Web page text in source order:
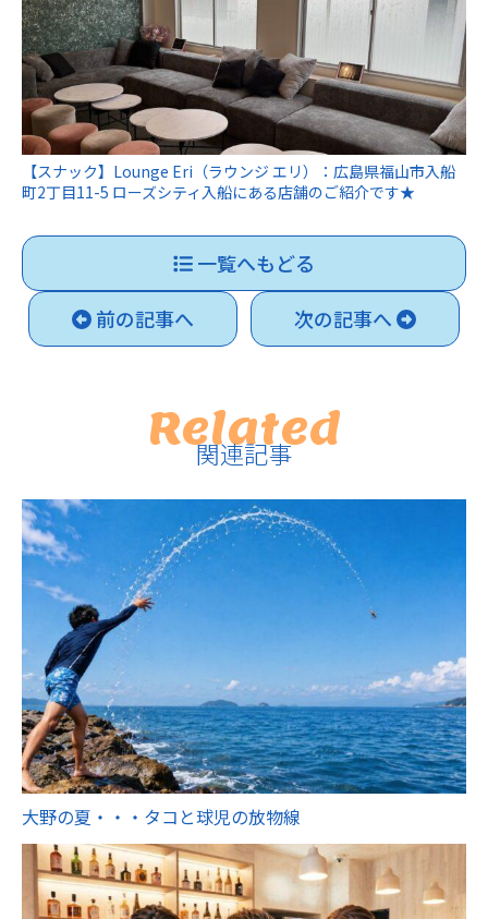
【スナック】Lounge Eri（ラウンジ エリ）：広島県福山市入船
町2丁目11-5 ローズシティ入船にある店舗のご紹介です★
一覧へもどる
前の記事へ
次の記事へ
Related
関連記事
大野の夏・・・タコと球児の放物線